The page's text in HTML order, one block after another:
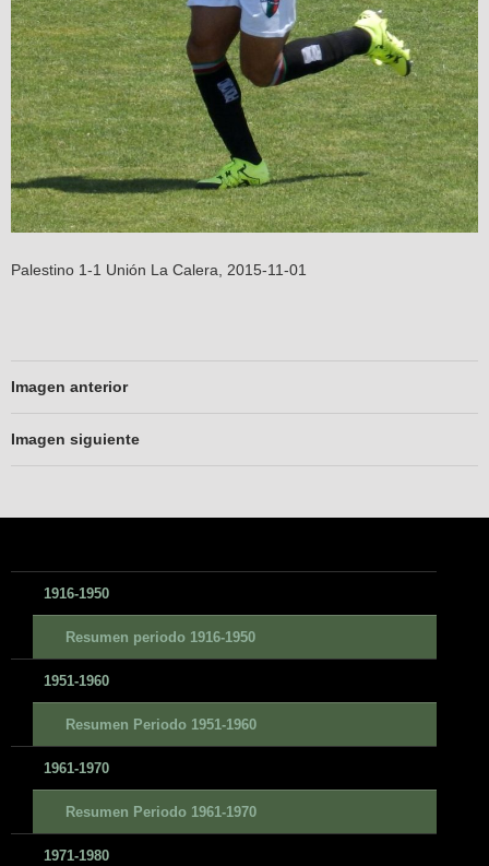
Palestino 1-1 Unión La Calera, 2015-11-01
Imagen anterior
Imagen siguiente
1916-1950
Resumen periodo 1916-1950
1951-1960
Resumen Periodo 1951-1960
1961-1970
Resumen Periodo 1961-1970
1971-1980